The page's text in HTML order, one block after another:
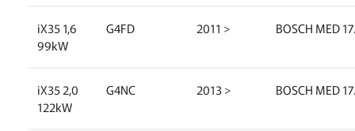
iX35 1,6
99kW
G4FD 2011 > BOSCH MED
iX35 2,0
122kW
G4NC 2013 > BOSCH MED